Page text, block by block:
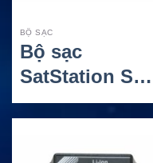
BỘ SẠC
Bộ sạc
SatStation SAT-
CHG4-950X –
Iridium 9500,